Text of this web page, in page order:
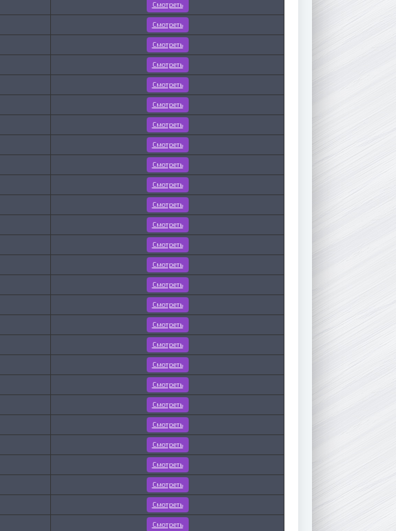
Смотреть
Смотреть
Смотреть
Смотреть
Смотреть
Смотреть
Смотреть
Смотреть
Смотреть
Смотреть
Смотреть
Смотреть
Смотреть
Смотреть
Смотреть
Смотреть
Смотреть
Смотреть
Смотреть
Смотреть
Смотреть
Смотреть
Смотреть
Смотреть
Смотреть
Смотреть
Смотреть